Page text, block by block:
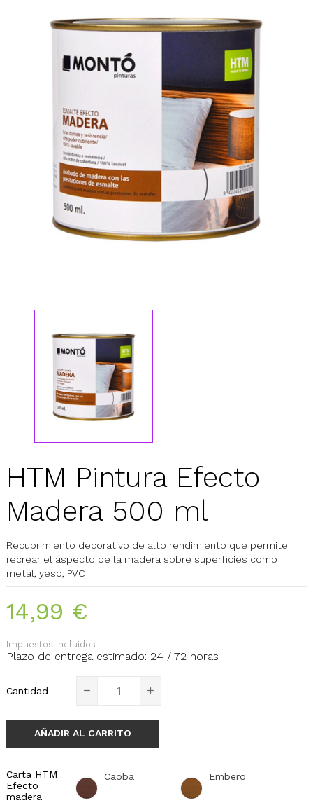
HTM Pintura Efecto
Madera 500 ml
Recubrimiento decorativo de alto rendimiento que permite
recrear el aspecto de la madera sobre superficies como
metal, yeso, PVC
14,99 €
Impuestos incluidos
Plazo de entrega estimado: 24 / 72 horas
Cantidad
AÑADIR AL CARRITO
Carta HTM
Efecto
madera
Caoba Embero